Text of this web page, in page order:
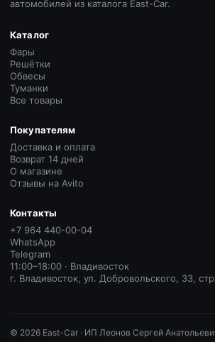
автомобилей из каталога East-Car.
Каталог
Фары
Решётки
Обвесы
Туманки
Все товары
Покупателям
Доставка и оплата
Возврат 14 дней
О магазине
Отзывы на Avito
Контакты
+7 964 440-00-04
WhatsApp
Telegram
11:00–18:00 · Владивосток
г. Владивосток, ул. Добровольского, 33,
© 2026 East-Car · ИП Леонов Сергей